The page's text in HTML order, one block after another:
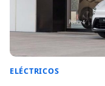
ELÉCTRICOS